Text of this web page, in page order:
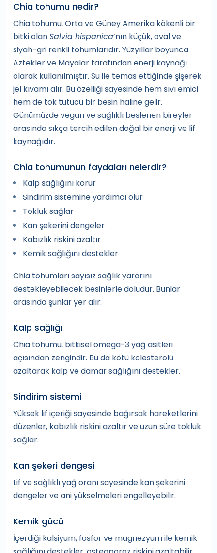
Chia tohumu nedir?
Chia tohumu, Orta ve Güney Amerika kökenli bir
bitki olanSalvia hispanica’nın küçük, oval ve
siyah-gri renkli tohumlarıdır. Yüzyıllar boyunca
Aztekler ve Mayalar tarafından enerji kaynağı
olarak kullanılmıştır. Su ile temas ettiğinde şişerek
jel kıvamı alır. Bu özelliği sayesinde hem sıvı emici
hem de tok tutucu bir besin haline gelir.
Günümüzde vegan ve sağlıklı beslenen bireyler
arasında sıkça tercih edilen doğal bir enerji ve lif
kaynağıdır.
Chia tohumunun faydaları nelerdir?
Kalp sağlığını korur
Sindirim sistemine yardımcı olur
Tokluk sağlar
Kan şekerini dengeler
Kabızlık riskini azaltır
Kemik sağlığını destekler
Chia tohumları sayısız sağlık yararını
destekleyebilecek besinlerle doludur. Bunlar
arasında şunlar yer alır:
Kalp sağlığı
Chia tohumu, bitkisel omega-3 yağ asitleri
açısından zengindir. Bu da kötü kolesterolü
azaltarak kalp ve damar sağlığını destekler.
Sindirim sistemi
Yüksek lif içeriği sayesinde bağırsak hareketlerini
düzenler, kabızlık riskini azaltır ve uzun süre tokluk
sağlar.
Kan şekeri dengesi
Lif ve sağlıklı yağ oranı sayesinde kan şekerini
dengeler ve ani yükselmeleri engelleyebilir.
Kemik gücü
İçerdiği kalsiyum, fosfor ve magnezyum ile kemik